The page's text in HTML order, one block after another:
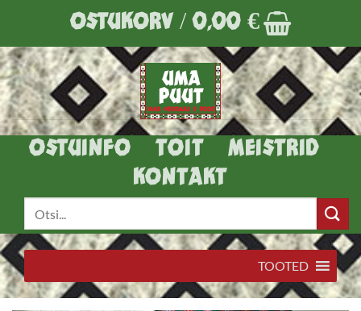
content
OSTUKORV /0,00 €
OSTUINFO TOIT
MEISTRID
KONTAKT
TOOTED